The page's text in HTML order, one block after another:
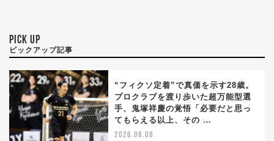
PICK UP
ピックアップ記事
“フィクソ定着”で真価を示す28歳。
プロクラブを渡り歩いた超万能型選
手、鬼塚祥慶の覚悟「必要だと思っ
てもらえる以上、その …
2026.08.08